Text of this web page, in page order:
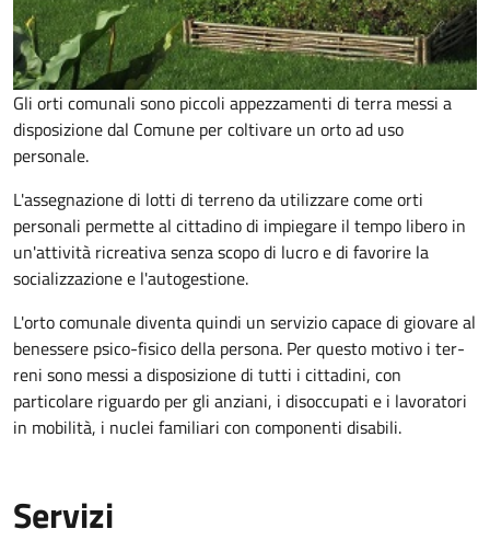
Gli orti comunali sono piccoli appezzamenti di terra messi a
disposizione dal Comune per coltivare un orto ad uso
personale.
L'assegnazione di lotti di terreno da utilizzare come orti
personali permette al cittadino di impiegare il tempo libero in
un'attività ricreativa senza scopo di lucro e di favorire la
socializzazione e l'autogestione.
L'orto comunale diventa quindi un servizio capace di giovare al
benessere psico-fisico della persona. Per questo motivo i ter­
reni sono messi a disposizione di tutti i cittadini, con
particolare riguardo per gli anziani, i disoccupati e i lavoratori
in mobilità, i nuclei familiari con componenti disabili.
Servizi